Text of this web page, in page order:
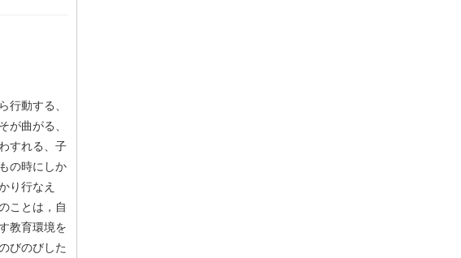
行動する、
が曲がる、
すれる、子
の時にしか
り行なえ
ことは，自
教育環境を
びのびした